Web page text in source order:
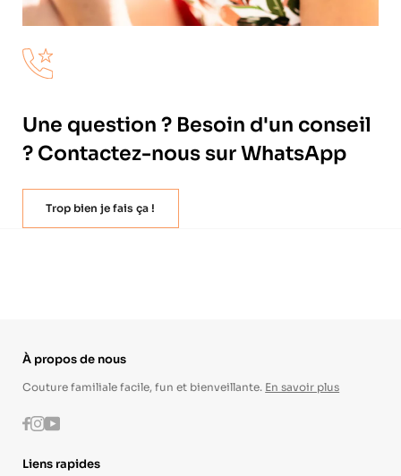
Une question ? Besoin d'un conseil
? Contactez-nous sur WhatsApp
Trop bien je fais ça !
À propos de nous
Couture familiale facile, fun et bienveillante. En savoir plus
Facebook
Instagram
Youtube
Liens rapides